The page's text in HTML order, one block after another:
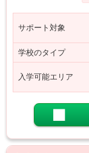
サポート対象
学校のタイプ
入学可能エリア